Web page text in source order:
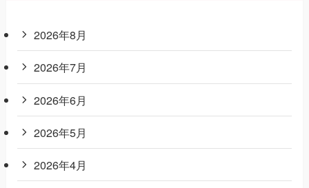
2026年8月
2026年7月
2026年6月
2026年5月
2026年4月